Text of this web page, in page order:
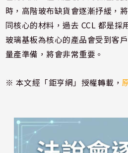
時，高階玻布缺貨會逐漸抒緩，
同核心的材料，過去 CCL 都是採
玻璃基板為核心的產品會受到客
量產準備，將會非常重要。
※ 本文經「鉅亨網」授權轉載，